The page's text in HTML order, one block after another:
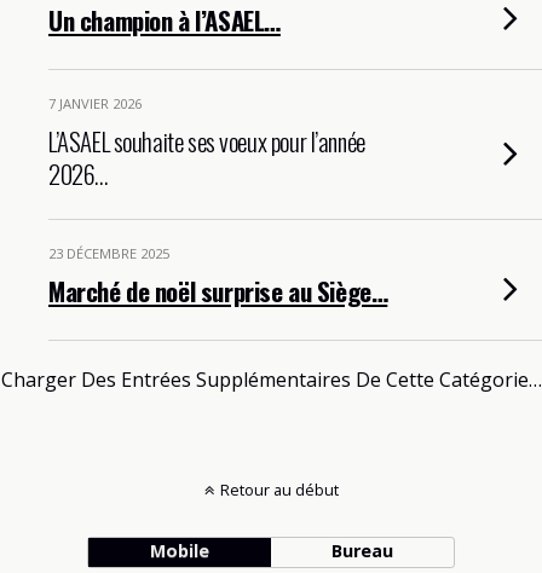
Un champion à l’ASAEL…
7 JANVIER 2026
L’ASAEL souhaite ses voeux pour l’année
2026…
23 DÉCEMBRE 2025
Marché de noël surprise au Siège…
Charger Des Entrées Supplémentaires De Cette Catégorie…
Retour au début
Mobile Bureau